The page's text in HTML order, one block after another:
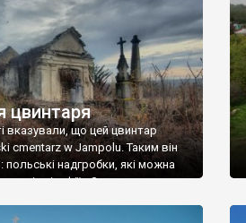
цвинтаря
вказували, що цей цвинтар
cmentarz w Jampolu. Таким він
польські надгробки, які можна
епітафії… Загалом цвинтар
Перше враження про